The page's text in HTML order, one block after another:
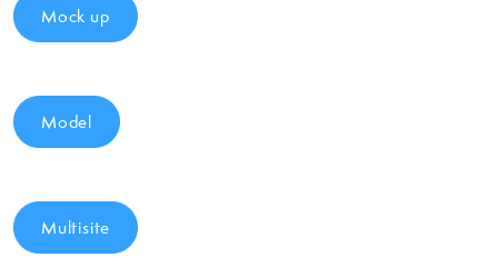
Mock up
Model
Multisite